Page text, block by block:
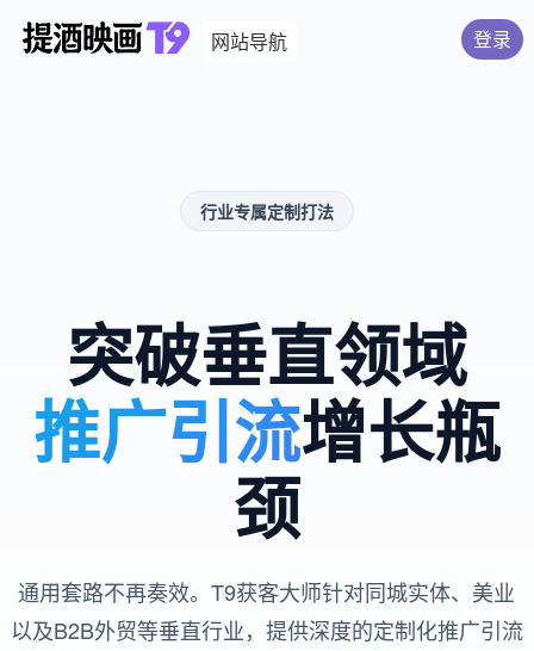
网站导航 登录
行业专属定制打法
突破垂直领域
推广引流增长瓶
颈
通用套路不再奏效。T9获客大师针对同城实体、美业
以及B2B外贸等垂直行业，提供深度的定制化推广引流